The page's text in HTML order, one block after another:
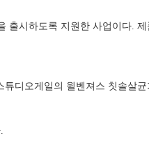
시하도록 지원한 사업이다.
디오게일의 윌벤져스 칫솔살